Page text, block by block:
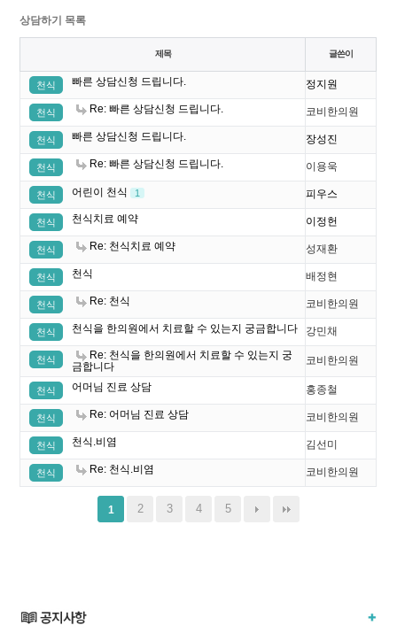
상담하기 목록
제목 글쓴이
천식 빠른 상담신청 드립니다. 정지원
천식 Re: 빠른 상담신청 드립니다. 코비한의원
천식 빠른 상담신청 드립니다. 장성진
천식 Re: 빠른 상담신청 드립니다. 이용욱
천식 어린이 천식 1 피우스
천식 천식치료 예약 이정헌
천식 Re: 천식치료 예약 성재환
천식 천식 배정현
천식 Re: 천식 코비한의원
천식 천식을 한의원에서 치료할 수 있는지 궁금합니다 강민채
천식
Re: 천식을 한의원에서 치료할 수 있는지 궁
금합니다
코비한의원
천식 어머님 진료 상담 홍종철
천식 Re: 어머님 진료 상담 코비한의원
천식 천식.비염 김선미
천식 Re: 천식.비염 코비한의원
1 2 3 4 5